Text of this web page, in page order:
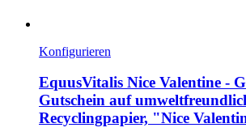
Konfigurieren
EquusVitalis Nice Valentine -​
Gutschein auf
Recyclingpapier, "Nice